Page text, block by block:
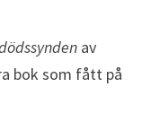
av
bok som fått på